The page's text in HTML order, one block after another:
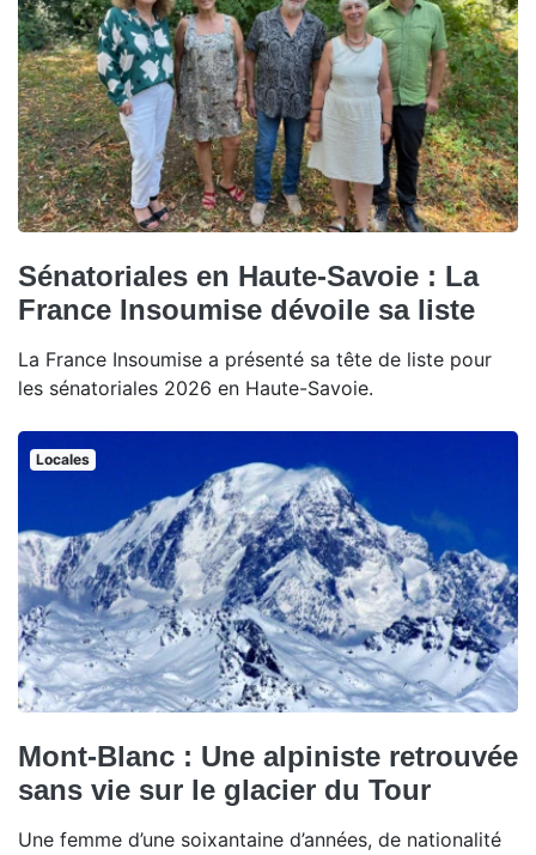
Sénatoriales en Haute-Savoie : La
France Insoumise dévoile sa liste
La France Insoumise a présenté sa tête de liste pour
les sénatoriales 2026 en Haute-Savoie.
Locales
Mont-Blanc : Une alpiniste retrouvée
sans vie sur le glacier du Tour
Une femme d’une soixantaine d’années, de nationalité